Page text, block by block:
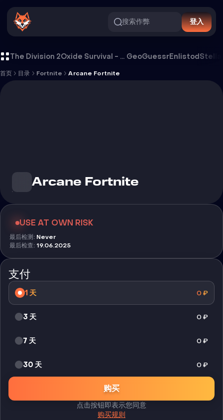
搜索作弊 登入
The Division 2 Oxide Survival - Rust Mobile GeoGuessrEnlistodStella
首页 目录 Fortnite Arcane Fortnite
Arcane Fortnite
USE AT OWN RISK
最后检测: Never
最后检查: 19.06.2025
支付
1 天 0₽
3 天 0₽
7 天 0₽
30 天 0₽
购买
点击按钮即表示您同意
购买规则